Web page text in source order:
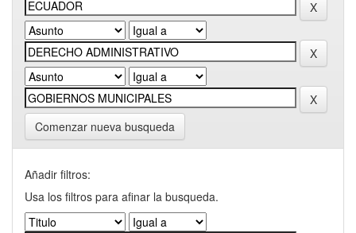
Comenzar nueva busqueda
Añadir filtros:
Usa los filtros para afinar la busqueda.